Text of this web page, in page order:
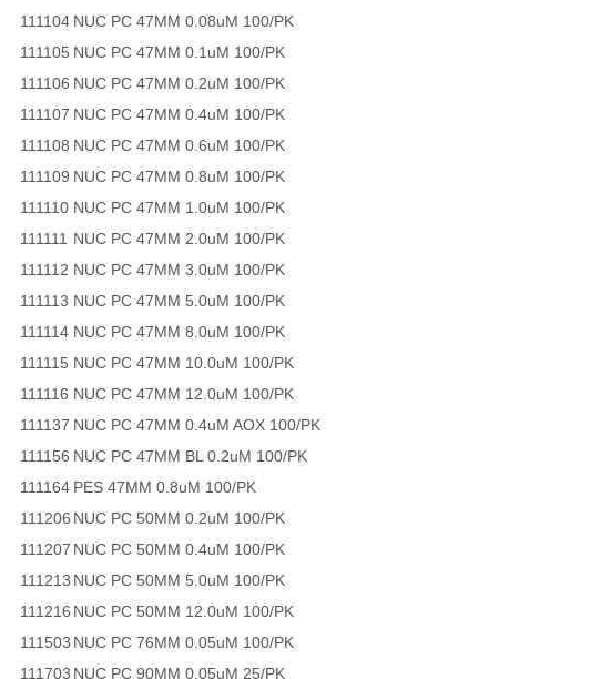
111104 NUC PC 47MM 0.08uM 100/PK
111105 NUC PC 47MM 0.1uM 100/PK
111106 NUC PC 47MM 0.2uM 100/PK
111107 NUC PC 47MM 0.4uM 100/PK
111108 NUC PC 47MM 0.6uM 100/PK
111109 NUC PC 47MM 0.8uM 100/PK
111110 NUC PC 47MM 1.0uM 100/PK
111111 NUC PC 47MM 2.0uM 100/PK
111112 NUC PC 47MM 3.0uM 100/PK
111113 NUC PC 47MM 5.0uM 100/PK
111114 NUC PC 47MM 8.0uM 100/PK
111115 NUC PC 47MM 10.0uM 100/PK
111116 NUC PC 47MM 12.0uM 100/PK
111137 NUC PC 47MM 0.4uM AOX 100/PK
111156 NUC PC 47MM BL 0.2uM 100/PK
111164 PES 47MM 0.8uM 100/PK
111206 NUC PC 50MM 0.2uM 100/PK
111207 NUC PC 50MM 0.4uM 100/PK
111213 NUC PC 50MM 5.0uM 100/PK
111216 NUC PC 50MM 12.0uM 100/PK
111503 NUC PC 76MM 0.05uM 100/PK
111703 NUC PC 90MM 0.05uM 25/PK